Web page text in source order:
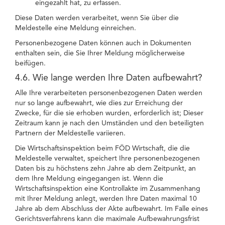
eingezahlt hat, zu erfassen.
Diese Daten werden verarbeitet, wenn Sie über die
Meldestelle eine Meldung einreichen.
Personenbezogene Daten können auch in Dokumenten
enthalten sein, die Sie Ihrer Meldung möglicherweise
beifügen.
4.6. Wie lange werden Ihre Daten aufbewahrt?
Alle Ihre verarbeiteten personenbezogenen Daten werden
nur so lange aufbewahrt, wie dies zur Erreichung der
Zwecke, für die sie erhoben wurden, erforderlich ist; Dieser
Zeitraum kann je nach den Umständen und den beteiligten
Partnern der Meldestelle variieren.
Die Wirtschaftsinspektion beim FÖD Wirtschaft, die die
Meldestelle verwaltet, speichert Ihre personenbezogenen
Daten bis zu höchstens zehn Jahre ab dem Zeitpunkt, an
dem Ihre Meldung eingegangen ist. Wenn die
Wirtschaftsinspektion eine Kontrollakte im Zusammenhang
mit Ihrer Meldung anlegt, werden Ihre Daten maximal 10
Jahre ab dem Abschluss der Akte aufbewahrt. Im Falle eines
Gerichtsverfahrens kann die maximale Aufbewahrungsfrist